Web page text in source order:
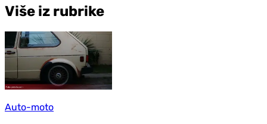
Više iz rubrike
Auto-moto